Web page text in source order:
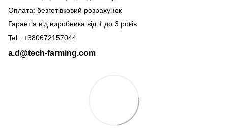
Оплата: безготівковий розрахунок
Гарантія від виробника від 1 до 3 років.
Tel.: +380672157044
a.d@tech-farming.com